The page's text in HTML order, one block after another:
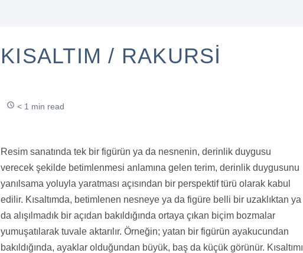
KISALTIM / RAKURSI
< 1 min read
Resim sanatında tek bir figürün ya da nesnenin, derinlik duygusu
verecek şekilde betimlenmesi anlamına gelen terim, derinlik duygusunu
yanılsama yoluyla yaratması açısından bir perspektif türü olarak kabul
edilir. Kısaltımda, betimlenen nesneye ya da figüre belli bir uzaklıktan ya
da alışılmadık bir açıdan bakıldığında ortaya çıkan biçim bozmalar
yumuşatılarak tuvale aktarılır. Örneğin; yatan bir figürün ayakucundan
bakıldığında, ayaklar olduğundan büyük, baş da küçük görünür. Kısaltımı